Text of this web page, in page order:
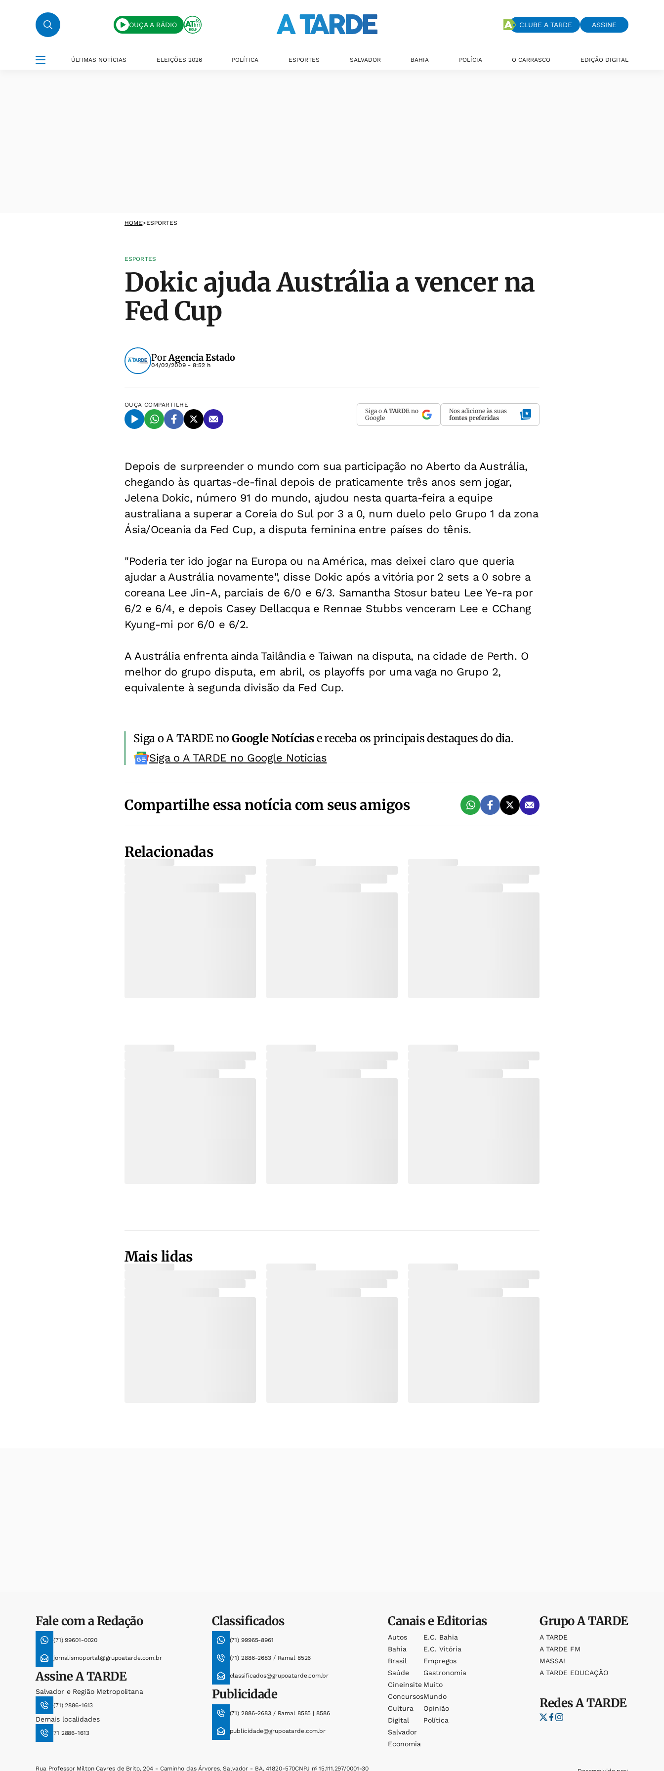
OUÇA A RÁDIO CLUBE A TARDE ASSINE
ÚLTIMAS NOTÍCIAS ELEIÇÕES 2026 POLÍTICA ESPORTES SALVADOR BAHIA POLÍCIA O CARRASCO EDIÇÃO DIGITAL
HOME>ESPORTES
ESPORTES
Dokic ajuda Austrália a vencer na
Fed Cup
PorAgencia Estado
04/02/2009 - 8:52 h
OUÇA COMPARTILHE
Siga o A TARDE no
Google
Nos adicione às suas
fontes preferidas
Depois de surpreender o mundo com sua participação no Aberto da Austrália,
chegando às quartas-de-final depois de praticamente três anos sem jogar,
Jelena Dokic, número 91 do mundo, ajudou nesta quarta-feira a equipe
australiana a superar a Coreia do Sul por 3 a 0, num duelo pelo Grupo 1 da zona
Ásia/Oceania da Fed Cup, a disputa feminina entre países do tênis.
"Poderia ter ido jogar na Europa ou na América, mas deixei claro que queria
ajudar a Austrália novamente", disse Dokic após a vitória por 2 sets a 0 sobre a
coreana Lee Jin-A, parciais de 6/0 e 6/3. Samantha Stosur bateu Lee Ye-ra por
6/2 e 6/4, e depois Casey Dellacqua e Rennae Stubbs venceram Lee e CChang
Kyung-mi por 6/0 e 6/2.
A Austrália enfrenta ainda Tailândia e Taiwan na disputa, na cidade de Perth. O
melhor do grupo disputa, em abril, os playoffs por uma vaga no Grupo 2,
equivalente à segunda divisão da Fed Cup.
Siga o A TARDE noGoogle Notíciase receba os principais destaques do dia.
Siga o A TARDE no Google Noticias
Compartilhe essa notícia com seus amigos
Relacionadas
Mais lidas
Fale com a Redação
(71) 99601-0020
jornalismoportal@grupoatarde.com.br
AssineA TARDE
Salvador e Região Metropolitana
(71) 2886-1613
Demais localidades
71 2886-1613
Classificados
(71) 99965-8961
(71) 2886-2683 / Ramal 8526
classificados@grupoatarde.com.br
Publicidade
(71) 2886-2683 / Ramal 8585 | 8586
publicidade@grupoatarde.com.br
Canais e Editorias
Autos
Bahia
Brasil
Saúde
Cineinsite
Concursos
Cultura
Digital
Salvador
Economia
E.c. Bahia
E.c. Vitória
Empregos
Gastronomia
Muito
Mundo
Opinião
Política
GrupoA TARDE
A TARDE
A TARDE FM
MASSA!
A TARDE EDUCAÇÃO
RedesA TARDE
Rua Professor Milton Cayres de Brito, 204 - Caminho das Árvores, Salvador - BA, 41820-570CNPJ nº 15.111.297/0001-30